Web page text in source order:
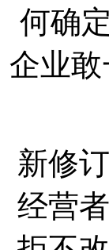
何确
企业
新修
经营